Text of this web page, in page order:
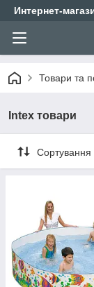
Интернет-
Товари та
Intex товари
Сортування